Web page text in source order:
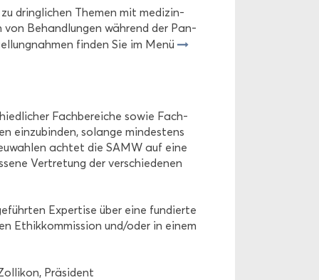
dring­li­chen The­men mit medizin-​
Be­hand­lun­gen wäh­rend der Pan­
fin­den Sie im Menü
Fach­be­rei­che sowie Fach­
ein­zu­bin­den, so­lan­ge min­des­tens
ach­tet die SAMW auf eine
Ver­tre­tung der ver­schie­de­nen
Ex­per­ti­se über eine fun­dier­te
Ethik­kom­mis­si­on und/oder in einem
Prä­si­dent